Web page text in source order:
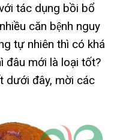
tác dụng bồi bổ
căn bệnh nguy
tự nhiên thì có khá
đâu mới là loại tốt?
dưới đây, mời các